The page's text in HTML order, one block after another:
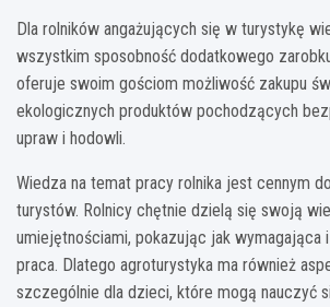
Dla rolników angażujących się w turystykę
wszystkim sposobność dodatkowego
oferuje swoim gościom możliwość zakupu
ekologicznych produktów pochodzących
upraw i hodowli.
Wiedza na temat pracy rolnika jest cennym
turystów. Rolnicy chętnie dzielą się swoją
umiejętnościami, pokazując jak wymagająca
praca. Dlatego agroturystyka ma również
szczególnie dla dzieci, które mogą nauczyć